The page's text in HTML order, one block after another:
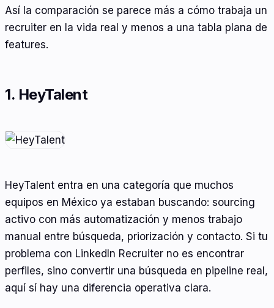
Así la comparación se parece más a cómo trabaja un
recruiter en la vida real y menos a una tabla plana de
features.
1. HeyTalent
HeyTalent entra en una categoría que muchos
equipos en México ya estaban buscando: sourcing
activo con más automatización y menos trabajo
manual entre búsqueda, priorización y contacto. Si tu
problema con LinkedIn Recruiter no es encontrar
perfiles, sino convertir una búsqueda en pipeline real,
aquí sí hay una diferencia operativa clara.